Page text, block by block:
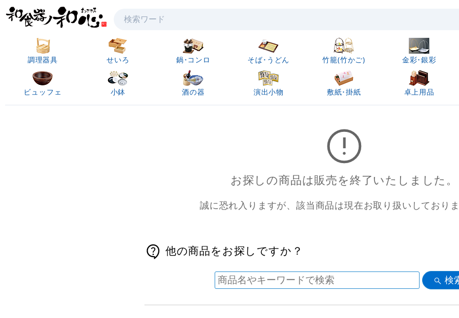
検索
調理器具 せいろ 鍋･コンロ そば･うどん 竹籠(竹かご) 金彩･銀彩
ビュッフェ 小鉢 酒の器 演出小物 敷紙･掛紙 卓上用品
お探しの商品は販売を終了いたしました。
誠に恐れ入りますが、該当商品は現在お取り扱いしておりま
他の商品をお探しですか？
検